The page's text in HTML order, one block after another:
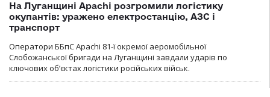
На Луганщині Apachi розгромили логістику
окупантів: уражено електростанцію, АЗС і
транспорт
Оператори ББпС Apachi 81-ї окремої аеромобільної
Слобожанської бригади на Луганщині завдали ударів по
ключових об’єктах логістики російських військ.